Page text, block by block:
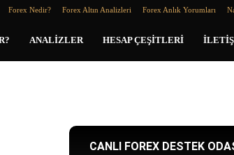
Forex Nedir? Forex Altın Analizleri Forex Anlık Yorumları
ANALIZLER HESAP ÇEŞITLERI
CANLI FOREX DESTEK